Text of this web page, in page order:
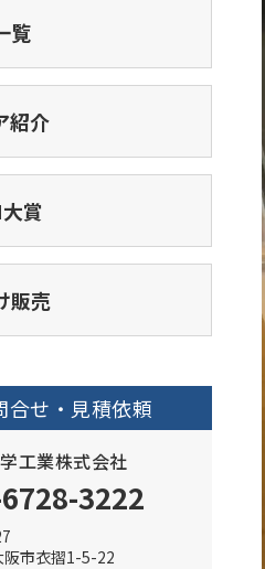
覧
紹介
賞
販売
合せ・見積依頼
工業株式会社
3222
阪市衣摺1-5-22